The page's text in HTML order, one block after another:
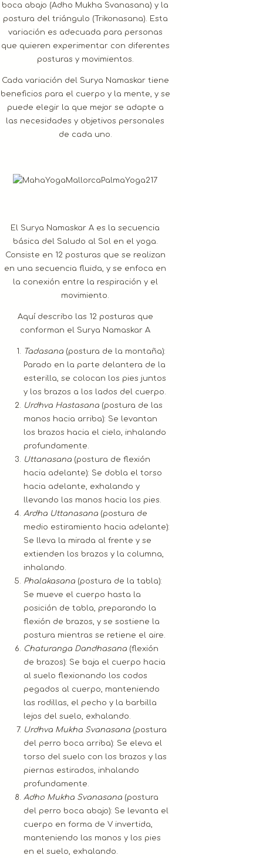
boca abajo (Adho Mukha Svanasana) y la
postura del triángulo (Trikonasana). Esta
variación es adecuada para personas
que quieren experimentar con diferentes
posturas y movimientos.
Cada variación del Surya Namaskar tiene
beneficios para el cuerpo y la mente, y se
puede elegir la que mejor se adapte a
las necesidades y objetivos personales
de cada uno.
El Surya Namaskar A es la secuencia
básica del Saludo al Sol en el yoga.
Consiste en 12 posturas que se realizan
en una secuencia fluida, y se enfoca en
la conexión entre la respiración y el
movimiento.
Aquí describo las 12 posturas que
conforman el Surya Namaskar A
Tadasana (postura de la montaña):
Parado en la parte delantera de la
esterilla, se colocan los pies juntos
y los brazos a los lados del cuerpo.
Urdhva Hastasana (postura de las
manos hacia arriba): Se levantan
los brazos hacia el cielo, inhalando
profundamente.
Uttanasana (postura de flexión
hacia adelante): Se dobla el torso
hacia adelante, exhalando y
llevando las manos hacia los pies.
Ardha Uttanasana (postura de
medio estiramiento hacia adelante):
Se lleva la mirada al frente y se
extienden los brazos y la columna,
inhalando.
Phalakasana (postura de la tabla):
Se mueve el cuerpo hasta la
posición de tabla, preparando la
flexión de brazos, y se sostiene la
postura mientras se retiene el aire.
Chaturanga Dandhasana (flexión
de brazos): Se baja el cuerpo hacia
al suelo flexionando los codos
pegados al cuerpo, manteniendo
las rodillas, el pecho y la barbilla
lejos del suelo, exhalando.
Urdhva Mukha Svanasana (postura
del perro boca arriba): Se eleva el
torso del suelo con los brazos y las
piernas estirados, inhalando
profundamente.
Adho Mukha Svanasana (postura
del perro boca abajo): Se levanta el
cuerpo en forma de V invertida,
manteniendo las manos y los pies
en el suelo, exhalando.